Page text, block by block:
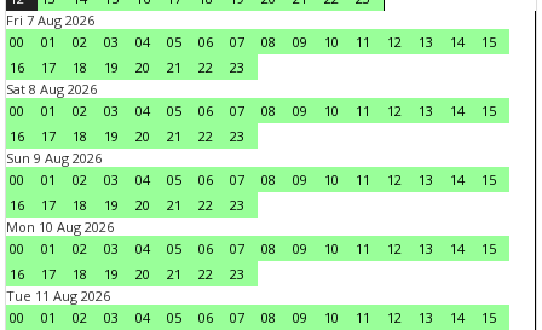
Fri 7 Aug 2026
00
01 02 03 04 05 06 07 08 09 10 11 12 13 14
15
16
17 18 19 20 21 22
23
Sat 8 Aug 2026
00
01 02 03 04 05 06 07 08 09 10 11 12 13 14
15
16
17 18 19 20 21 22
23
Sun 9 Aug 2026
00
01 02 03 04 05 06 07 08 09 10 11 12 13 14
15
16
17 18 19 20 21 22
23
Mon 10 Aug 2026
00
01 02 03 04 05 06 07 08 09 10 11 12 13 14
15
16
17 18 19 20 21 22
23
Tue 11 Aug 2026
00
01 02 03 04 05 06 07 08 09 10 11 12 13 14
15